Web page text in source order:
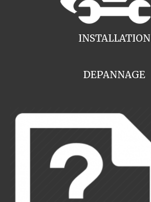
INSTALLATION
DEPANNAGE